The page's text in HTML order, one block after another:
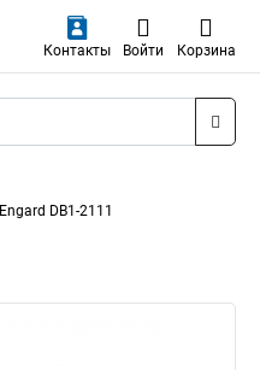
Контакты Войти Корзина
Engard DB1-2111